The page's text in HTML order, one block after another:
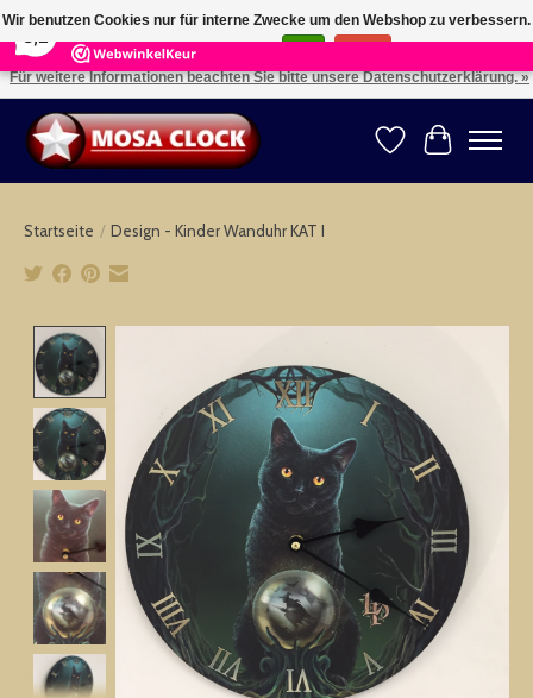
164 Reviews ×
Kies uw taal: NL -- Wählen Sie ihre Sprache: DE -- Choose your language: EN ⇓ ⇒
Wunschzettel
Ihr
Startseite / Design - Kinder Wanduhr KAT I
Wir benutzen Cookies nur für interne Zwecke um den Webshop zu verbessern.
Ist das in Ordnung?
Für weitere Informationen beachten Sie bitte unsere Datenschutzerklärung. »